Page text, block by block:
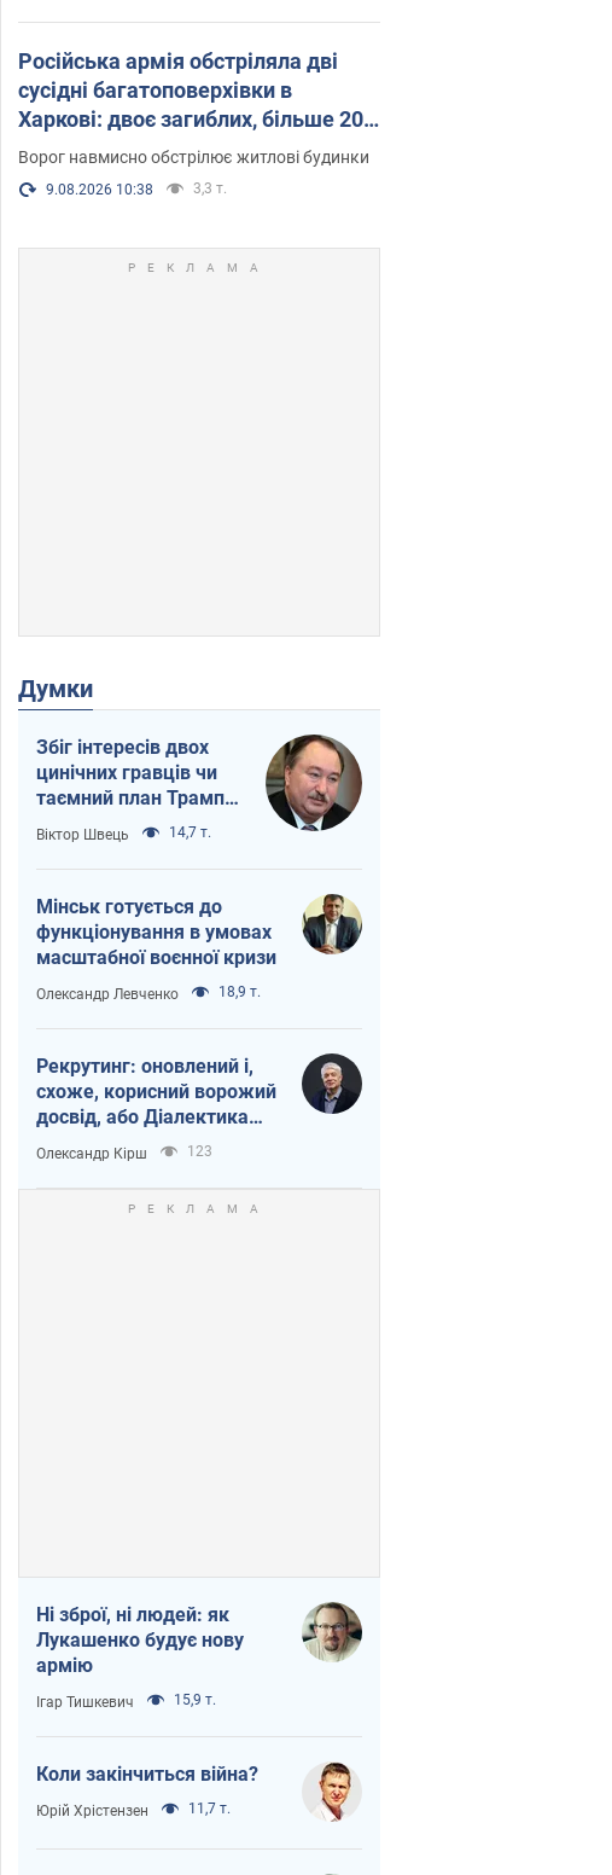
Російська армія обстріляла дві
сусідні багатоповерхівки в
Харкові: двоє загиблих, більше 20
постраждалих
Ворог навмисно обстрілює житлові будинки
9.08.2026 10:38 3,3 т.
Думки
Збіг інтересів двох
цинічних гравців чи
таємний план Трампа
і Путіна?
Віктор Швець 14,7 т.
Мінськ готується до
функціонування в умовах
масштабної воєнної кризи
Олександр Левченко 18,9 т.
Рекрутинг: оновлений і,
схоже, корисний ворожий
досвід, або Діалектика
вибагливого боягузтва
Олександр Кірш 123
Ні зброї, ні людей: як
Лукашенко будує нову
армію
Ігар Тишкевич 15,9 т.
Коли закінчиться війна?
Юрій Хрістензен 11,7 т.